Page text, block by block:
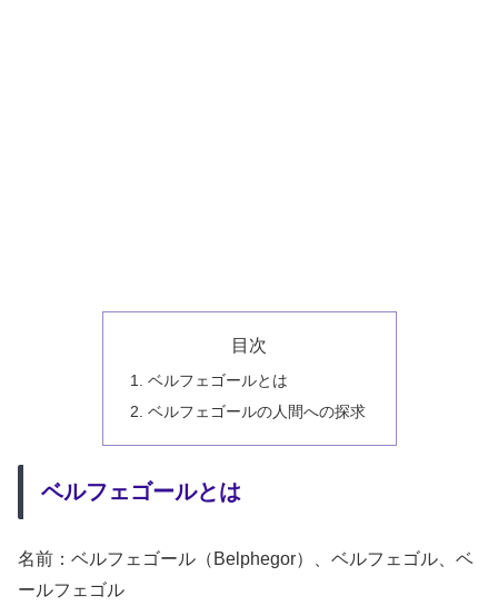
目次
ベルフェゴールとは
ベルフェゴールの人間への探求
ベルフェゴールとは
名前：ベルフェゴール（Belphegor）、ベルフェゴル、ベ
ールフェゴル